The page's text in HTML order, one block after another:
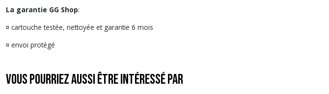
La garantie GG Shop:
¤ cartouche testée, nettoyée et garantie 6 mois
¤ envoi protégé
Vous pourriez aussi être intéressé par